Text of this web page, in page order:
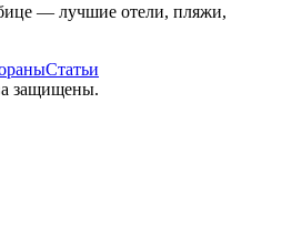
— лучшие отели, пляжи,
Статьи
защищены.